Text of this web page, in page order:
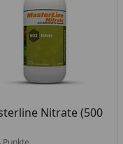
Nitrate (500